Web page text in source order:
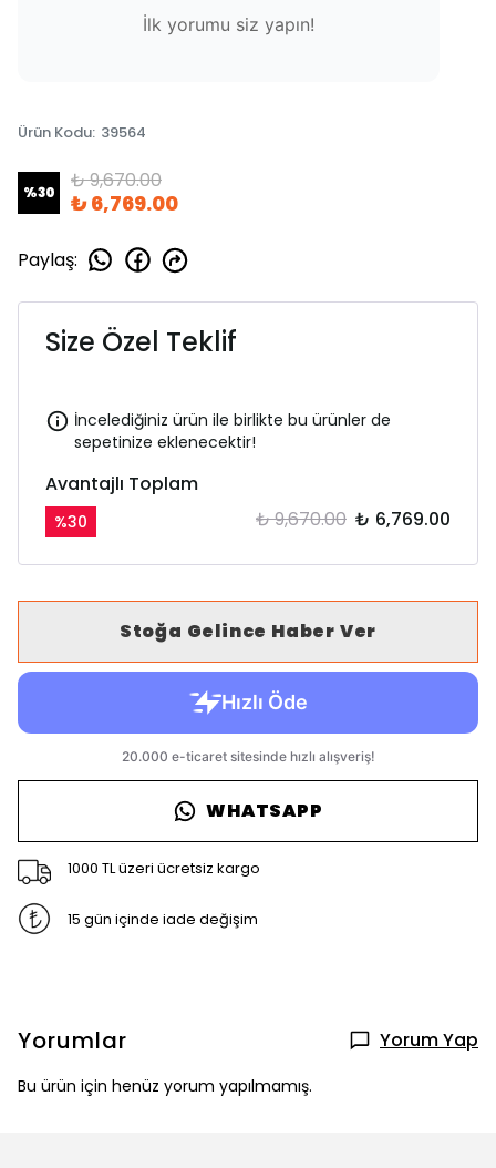
İlk yorumu siz yapın!
Ürün Kodu: 39564
%30 ₺ 9,670.00
₺ 6,769.00
Paylaş:
Size Özel Teklif
İncelediğiniz ürün ile birlikte bu ürünler de
sepetinize eklenecektir!
Avantajlı Toplam
%30 ₺ 9,670.00 ₺ 6,769.00
Stoğa Gelince Haber Ver
WHATSAPP
1000 TL üzeri ücretsiz kargo
15 gün içinde iade değişim
Yorumlar Yorum Yap
Bu ürün için henüz yorum yapılmamış.